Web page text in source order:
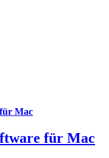
Mac
für Mac